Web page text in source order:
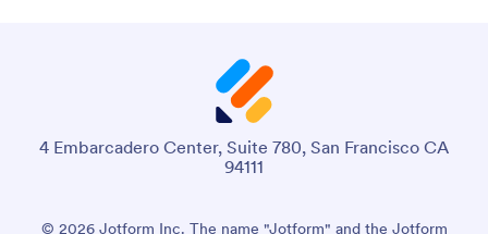
4 Embarcadero Center, Suite 780, San Francisco CA
94111
© 2026 Jotform Inc. The name "Jotform" and the Jotform